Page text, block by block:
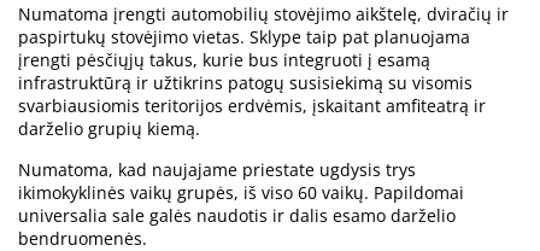
Numatoma įrengti automobilių stovėjimo aikštelę, dviračių ir
paspirtukų stovėjimo vietas. Sklype taip pat planuojama
įrengti pėsčiųjų takus, kurie bus integruoti į esamą
infrastruktūrą ir užtikrins patogų susisiekimą su visomis
svarbiausiomis teritorijos erdvėmis, įskaitant amfiteatrą ir
darželio grupių kiemą.
Numatoma, kad naujajame priestate ugdysis trys
ikimokyklinės vaikų grupės, iš viso 60 vaikų. Papildomai
universalia sale galės naudotis ir dalis esamo darželio
bendruomenės.